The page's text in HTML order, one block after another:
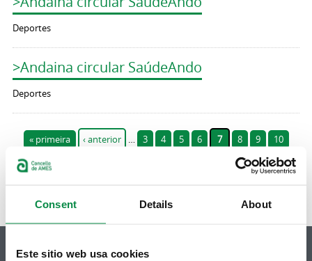
Consent Details About
Este sitio web usa cookies
Deportes
>Andaina circular SaúdeAndo
Deportes
« primeira ‹ anterior … 3 4 5 6 7 8 9 10